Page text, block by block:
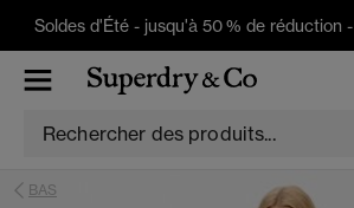
Soldes d'Été -jusqu'à 50 % de réduction -
BAS